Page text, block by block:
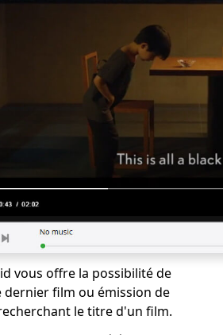
vous offre la possibilité de
dernier film ou émission de
le titre d'un film.